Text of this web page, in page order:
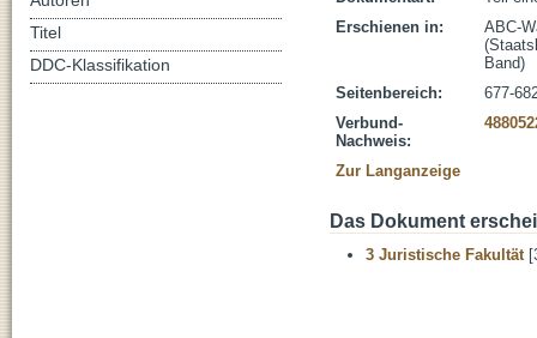
Erschienen in:
ABC-
Band)
Seitenbereich:
677-
Verbund-
Nachweis:
Zur Langanzeige
Das Dokument
3 Juristische Fakultät
Titel
DDC-Klassifikation